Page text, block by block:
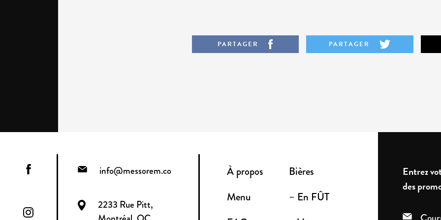
PARTAGER PARTAGER
info@messorem.co
2233 Rue Pitt,
À propos
Bières
Menu
– En FÛT
Entrez
des